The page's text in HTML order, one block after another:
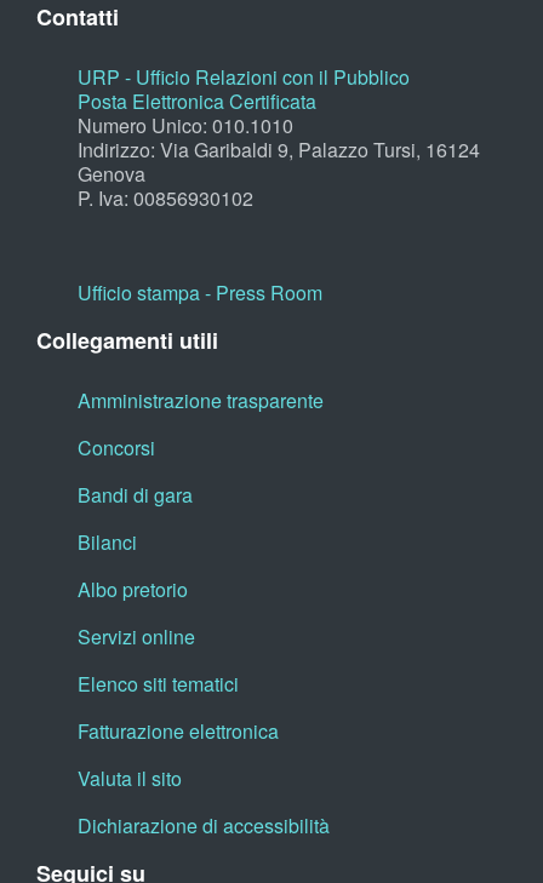
Contatti
URP - Ufficio Relazioni con il Pubblico
Posta Elettronica Certificata
Numero Unico: 010.1010
Indirizzo: Via Garibaldi 9, Palazzo Tursi, 16124
Genova
P. Iva: 00856930102
Ufficio stampa - Press Room
Collegamenti utili
Amministrazione trasparente
Concorsi
Bandi di gara
Bilanci
Albo pretorio
Servizi online
Elenco siti tematici
Fatturazione elettronica
Valuta il sito
Dichiarazione di accessibilità
Seguici su